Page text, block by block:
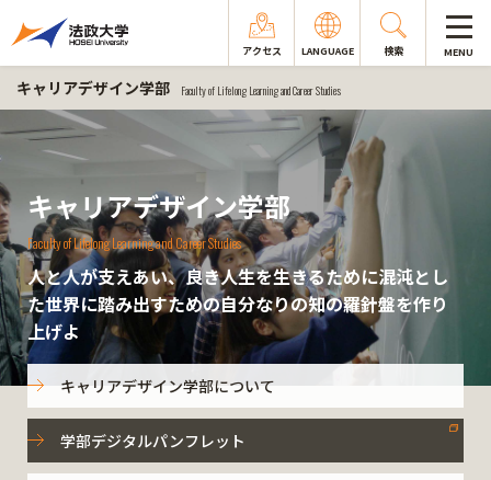
アクセス LANGUAGE 検索 MENU
キャリアデザイン学部 Faculty of Lifelong Learning and Career Studies
キャリアデザイン学部
Faculty of Lifelong Learning and Career Studies
人と人が支えあい、良き人生を生きるために混沌とし
た世界に踏み出すための自分なりの知の羅針盤を作り
上げよ
キャリアデザイン学部について
学部デジタルパンフレット